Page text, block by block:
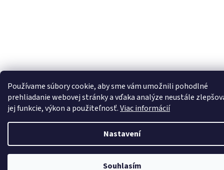
Používame súbory cookie, aby sme vám umožnili pohodlné
prehliadanie webovej stránky a vďaka analýze neustále
jej funkcie, výkon a použiteľnosť.Viac informácií
Nastavení
Souhlasím